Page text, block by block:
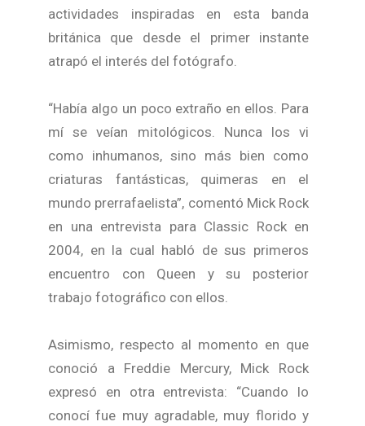
actividades inspiradas en esta banda
británica que desde el primer instante
atrapó el interés del fotógrafo.
“Había algo un poco extraño en ellos. Para
mí se veían mitológicos. Nunca los vi
como inhumanos, sino más bien como
criaturas fantásticas, quimeras en el
mundo prerrafaelista”, comentó Mick Rock
en una entrevista para Classic Rock en
2004, en la cual habló de sus primeros
encuentro con Queen y su posterior
trabajo fotográfico con ellos.
Asimismo, respecto al momento en que
conoció a Freddie Mercury, Mick Rock
expresó en otra entrevista: “Cuando lo
conocí fue muy agradable, muy florido y